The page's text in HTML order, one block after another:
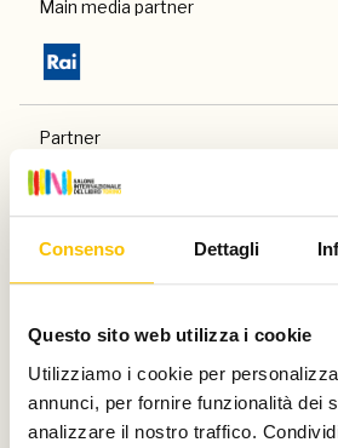
Consenso Dettagli
Questo sito web utilizza i cookie
Utilizziamo i cookie per
annunci, per fornire funzionalità dei
analizzare il nostro traffico.
Main media partner
Partner
Con il contributo di